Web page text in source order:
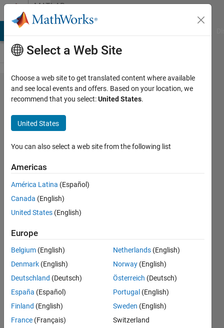
Skip to contentMATLAB
Answers
Warum
liefert
A^(-1)*b
keine
Warnung
aber A\b
bzw.
inv(A)*b
schon
singulär
ist?
Elisabeth
15 May
2025
1 Answer
Answer
Select a Web Site
Choose a web site to get translated content where available
and see local events and offers. Based on your location, we
recommend that you select:United States.
United States
You can also select a web site from the following list
Americas
América Latina (Español)
Canada (English)
United States (English)
Europe
Belgium (English)
Denmark (English)
Deutschland (Deutsch)
España (Español)
Finland (English)
France (Français)
Netherlands (English)
Norway (English)
Österreich (Deutsch)
Portugal (English)
Sweden (English)
Switzerland